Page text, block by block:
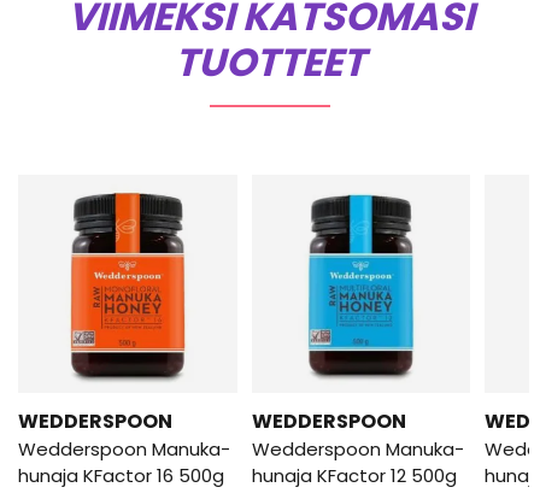
VIIMEKSI KATSOMASI
TUOTTEET
WEDDERSPOON
Wedderspoon Manuka-
hunaja KFactor 16 500g
WEDDERSPOON
Wedderspoon Manuka-
hunaja KFactor 12 500g